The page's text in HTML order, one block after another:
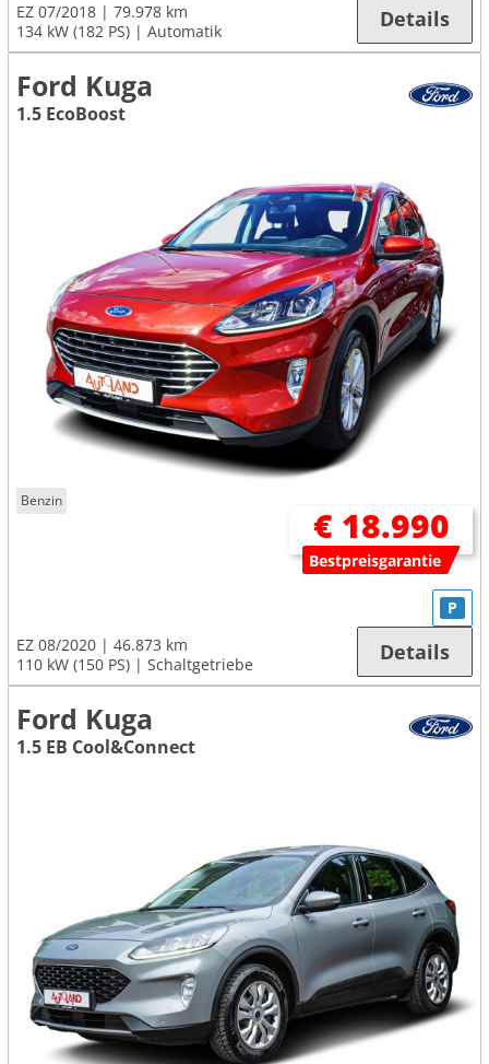
EZ 07/2018
79.978 km
134 kW (182 PS)
Automatik Details
Ford Kuga
1.5 EcoBoost
Benzin
€ 18.990
Bestpreisgarantie
EZ 08/2020
46.873 km
110 kW (150 PS)
Schaltgetriebe
P
Details
Ford Kuga
1.5 EB Cool&Connect